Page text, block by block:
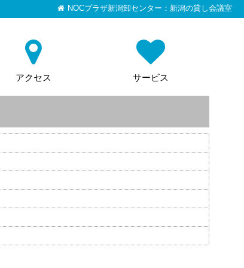
NOCプラザ新潟卸センター：新潟の貸し会議室
アクセス サービス